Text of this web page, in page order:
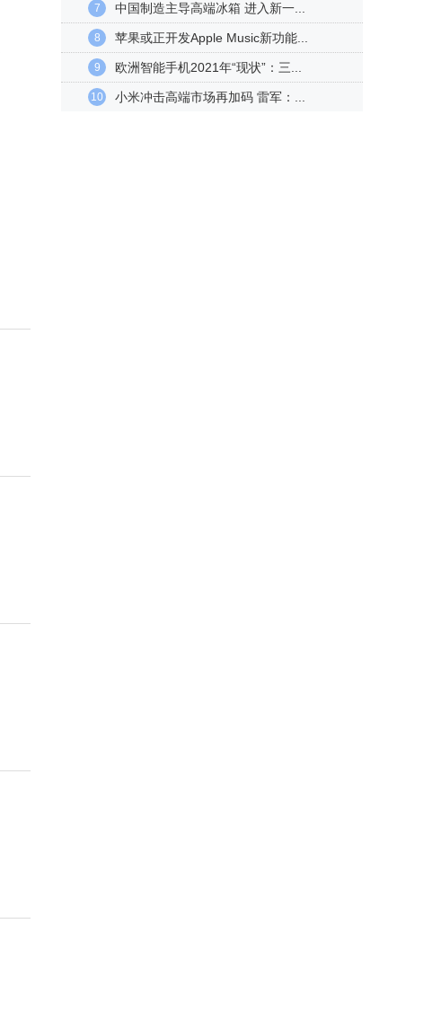
7 中国制造主导高端冰箱 进入新一...
8 苹果或正开发Apple Music新功能...
9 欧洲智能手机2021年“现状”：三...
10 小米冲击高端市场再加码 雷军：...